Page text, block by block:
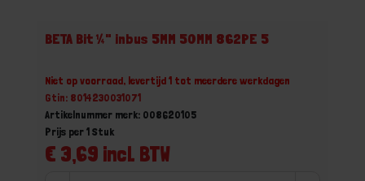
BETA Bit ¼" inbus 5MM 50MM 862PE 5
Niet op voorraad, levertijd 1 tot meerdere werkdagen
Gtin: 8014230031071
Artikelnummer merk: 008620105
€ 3,69 incl. BTW
Prijs per 1 Stuk